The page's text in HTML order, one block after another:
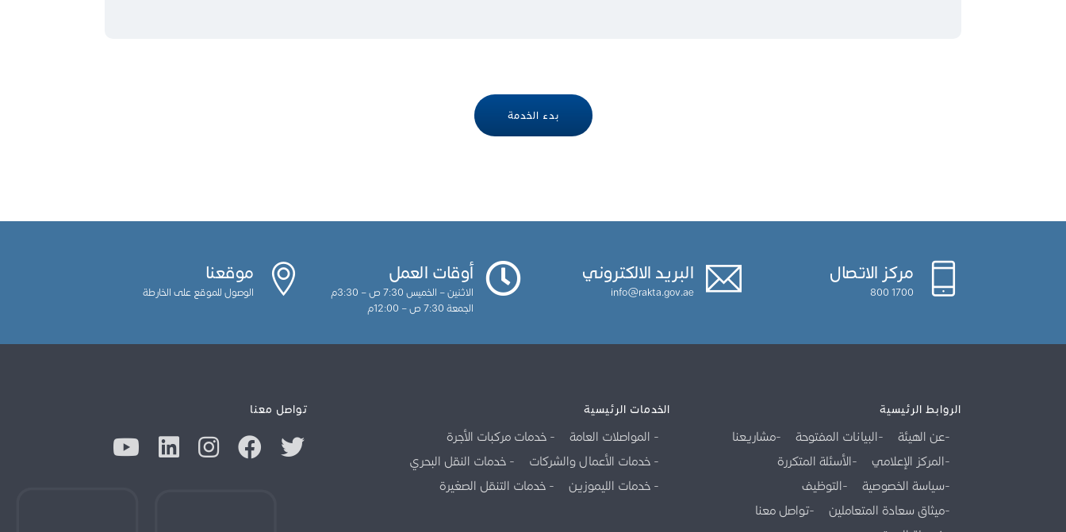
بدء الخدمة
مركز الاتصال
1700 800
البريد الالكتروني
info@rakta.gov.ae
أوقات العمل
الاثنين – الخميس 7:30 ص – 3:30م
الجمعة 7:30 ص – 12:00م
موقعنا
الوصول للموقع على الخارطة
الروابط الرئيسية
عن الهيئة البيانات المفتوحة
مشاريعنا
المركز الإعلامي
الأسئلة المتكررة
سياسة الخصوصية
التوظيف
ميثاق سعادة المتعاملين
تواصل معنا
الخدمات الرئيسية
المواصلات العامة
خدمات مركبات الأجرة
خدمات الأعمال والشركات
خدمات النقل البحري
خدمات الليموزين
خدمات التنقل الصغيرة
تواصل معنا